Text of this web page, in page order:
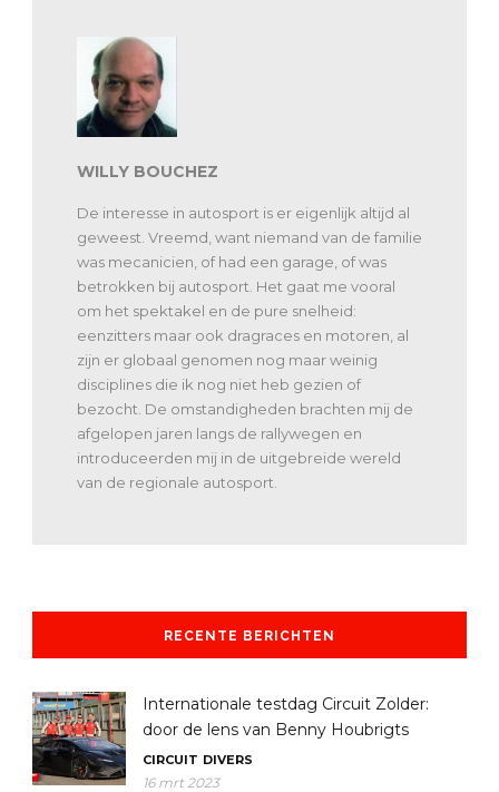
WILLY BOUCHEZ
De interesse in autosport is er eigenlijk altijd al
geweest. Vreemd, want niemand van de familie
was mecanicien, of had een garage, of was
betrokken bij autosport. Het gaat me vooral
om het spektakel en de pure snelheid:
eenzitters maar ook dragraces en motoren, al
zijn er globaal genomen nog maar weinig
disciplines die ik nog niet heb gezien of
bezocht. De omstandigheden brachten mij de
afgelopen jaren langs de rallywegen en
introduceerden mij in de uitgebreide wereld
van de regionale autosport.
RECENTE BERICHTEN
Internationale testdag Circuit Zolder:
door de lens van Benny Houbrigts
CIRCUIT DIVERS
16 mrt 2023